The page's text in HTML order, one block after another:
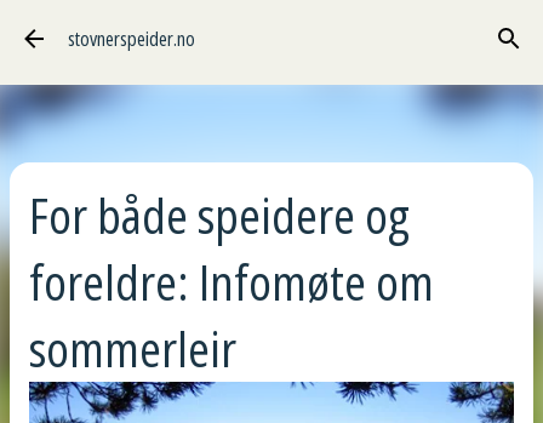
Gå til hovedinnhold
stovnerspeider.no
For både speidere og
foreldre: Infomøte om
sommerleir